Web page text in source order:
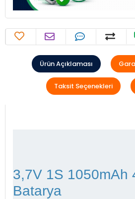
Ürün Açıklaması
Taksit Seçenekleri
3,7V 1S 1050mAh
Batarya